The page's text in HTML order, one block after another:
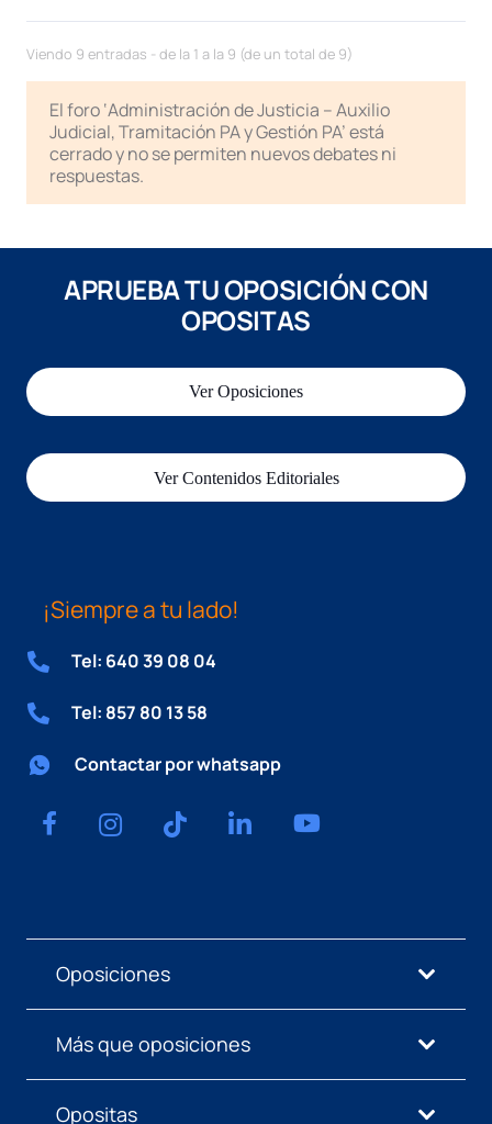
Viendo 9 entradas - de la 1 a la 9 (de un total de 9)
El foro ‘Administración de Justicia – Auxilio
Judicial, Tramitación PA y Gestión PA’ está
cerrado y no se permiten nuevos debates ni
respuestas.
APRUEBA TU OPOSICIÓN CON
OPOSITAS
Ver Oposiciones
Ver Contenidos Editoriales
¡Siempre a tu lado!
Tel: 640 39 08 04
Tel: 857 80 13 58
Contactar por whatsapp
Oposiciones
Más que oposiciones
Opositas